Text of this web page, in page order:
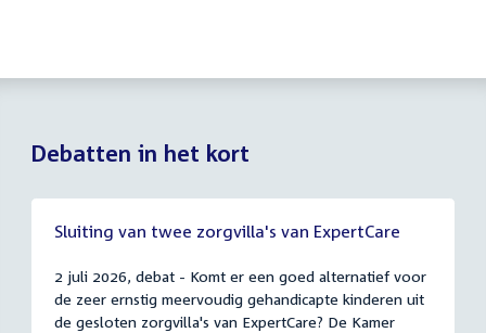
Debatten in het kort
Sluiting van twee zorgvilla's van ExpertCare
2 juli 2026, debat - Komt er een goed alternatief voor
de zeer ernstig meervoudig gehandicapte kinderen uit
de gesloten zorgvilla's van ExpertCare? De Kamer